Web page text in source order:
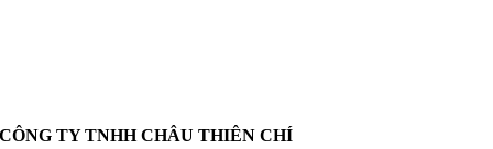
CÔNG TY TNHH CHÂU THIÊN CHÍ